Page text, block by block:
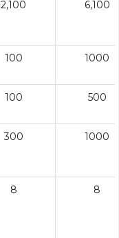
2,100 6,100
100 1000
100 500
300 1000
8 8